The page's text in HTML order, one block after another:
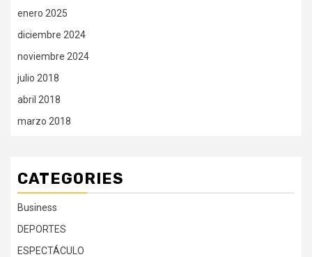
enero 2025
diciembre 2024
noviembre 2024
julio 2018
abril 2018
marzo 2018
CATEGORIES
Business
DEPORTES
ESPECTÁCULO